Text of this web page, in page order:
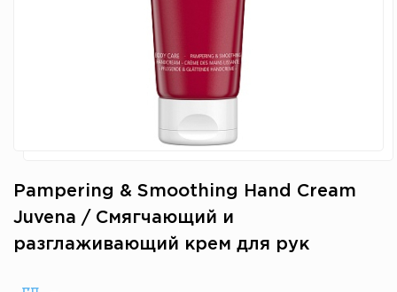
Pampering & Smoothing Hand Cream
Juvena / Смягчающий и
разглаживающий крем для рук